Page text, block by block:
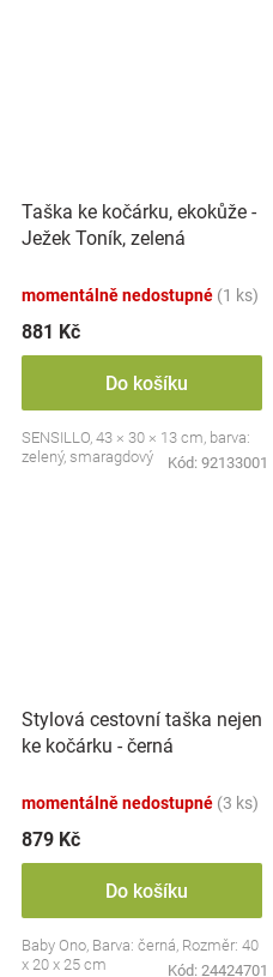
Taška ke kočárku, ekokůže -
Ježek Toník, zelená
momentálně nedostupné (1 ks)
881 Kč
Do košíku
SENSILLO, 43 × 30 × 13 cm, barva:
zelený, smaragdový
Kód: 92133001
Stylová cestovní taška nejen
ke kočárku - černá
momentálně nedostupné (3 ks)
879 Kč
Do košíku
Baby Ono, Barva: černá, Rozměr: 40
x 20 x 25 cm
Kód: 24424701